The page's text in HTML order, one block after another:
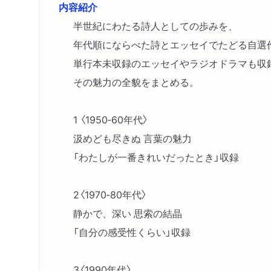
内容紹介
半世紀にわたる詩人としての歩みを、
年代順にならべた詩とエッセイでたどる自選
単行本未収録のエッセイやラジオドラマも収
その魅力の全貌をまとめる。
1 〈1950‐60年代〉
汲めども尽きぬ 言葉の魅力
「わたしが一番きれいだったとき」収録
2〈1970‐80年代〉
静かで、深い 思索の結晶
「自分の感受性くらい」収録